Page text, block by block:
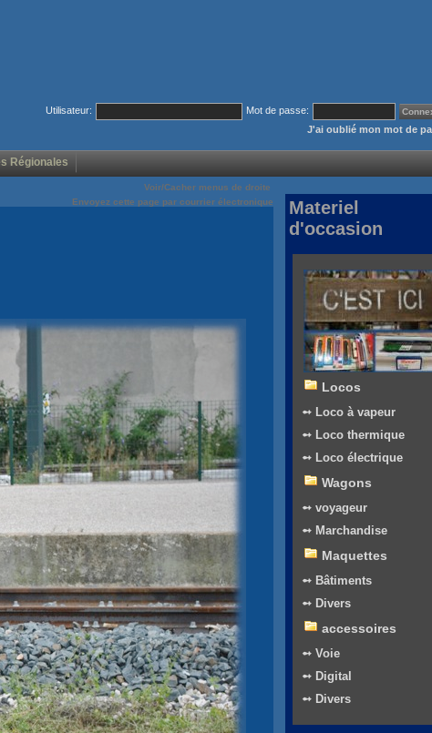
Utilisateur:
Mot de passe:
J'ai oublié mon mot de
Régionales
Voir/Cacher menus de droite
Envoyez cette page par courrier électronique
Materiel
d'occasion
Locos
➻ Loco à vapeur
➻ Loco thermique
➻ Loco électrique
Wagons
➻ voyageur
➻ Marchandise
Maquettes
➻ Bâtiments
➻ Divers
accessoires
➻ Voie
➻ Digital
➻ Divers